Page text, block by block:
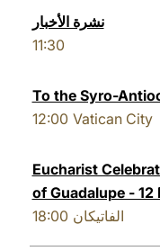
نشرة الأخبار
11:30
To the Syro-
12:00 Vatican City
Eucharist
of Guadalupe - 12
18:00 الفاتيكان